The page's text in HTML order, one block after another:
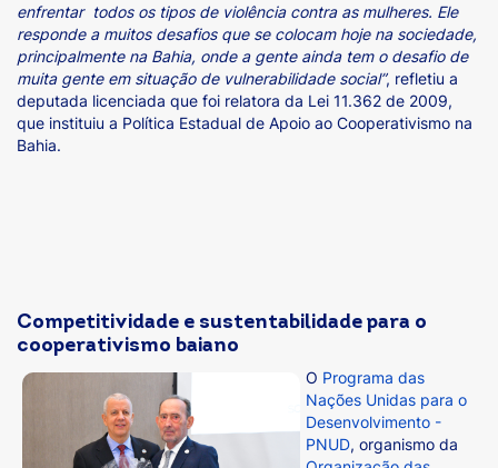
enfrentar todos os tipos de violência contra as mulheres. Ele
responde a muitos desafios que se colocam hoje na sociedade,
principalmente na Bahia, onde a gente ainda tem o desafio de
muita gente em situação de vulnerabilidade social”, refletiu a
deputada licenciada que foi relatora da Lei 11.362 de 2009,
que instituiu a Política Estadual de Apoio ao Cooperativismo na
Bahia.
Competitividade e sustentabilidade para o
cooperativismo baiano
O Programa das
Nações Unidas para o
Desenvolvimento -
PNUD, organismo da